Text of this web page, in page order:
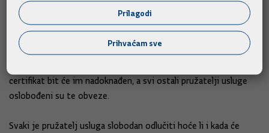
ugostiteljskih usluga smještaja u stanovima, apartmanima i
kućama za odmor morat će i ubuduće pribavljati energetski
certifikat jedino ako žele sudjelovati u programima energetske
obnove koje provodi Fond za zaštitu okoliša i energetsku
certifikat bit će im nadoknađen, a svi ostali pružatelji usluge
oslobođeni su te obveze.
Svaki je pružatelj usluga slobodan odlučiti hoće li i kada će
Prilagodi
Prihvaćam sve